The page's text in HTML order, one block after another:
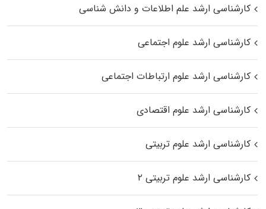
کارشناسی ارشد علم اطلاعات و دانش شناسی
کارشناسی ارشد علوم اجتماعی
کارشناسی ارشد علوم ارتباطات اجتماعی
کارشناسی ارشد علوم اقتصادی
کارشناسی ارشد علوم تربیتی
کارشناسی ارشد علوم تربیتی ۲